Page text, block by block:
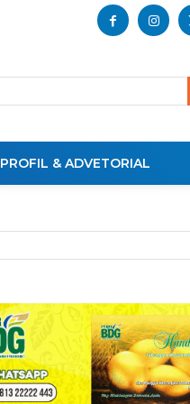
PROFIL & ADVETORIAL